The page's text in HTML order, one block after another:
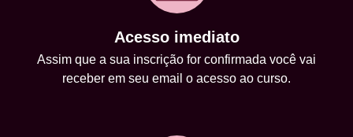
Acesso imediato
Assim que a sua inscrição for confirmada você vai
receber em seu email o acesso ao curso.